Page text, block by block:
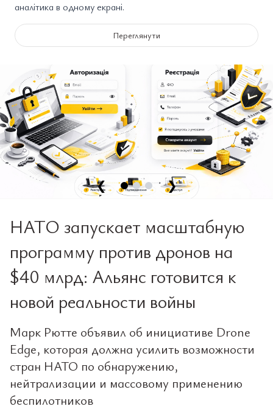
аналітика в одному екрані.
Переглянути
❮ ❯
НАТО запускает масштабную
программу против дронов на
$40 млрд: Альянс готовится к
новой реальности войны
Марк Рютте объявил об инициативе Drone
Edge, которая должна усилить возможности
стран НАТО по обнаружению,
нейтрализации и массовому применению
беспилотников